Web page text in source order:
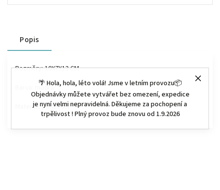
🌴 Hola, hola, léto volá! Jsme v letním provozu📦
Objednávky můžete vytvářet bez omezení, expedice
je nyní velmi nepravidelná. Děkujeme za pochopení a
trpělivost ! Plný provoz bude znovu od 1.9.2026
Popis
Rozměry: 10X7X13 CM
Barva: modrá
Materiál: polyresin